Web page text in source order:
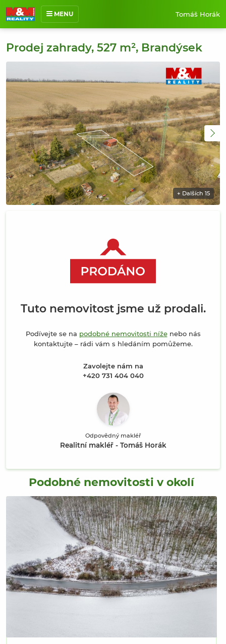
MENU
Nabídka nemovitostí
Reference
Jak pracuji
Kontakt
Tomáš Horák
Prodej zahrady, 527 m², Brandýsek
+ Dalších 15
Tuto nemovitost jsme už prodali.
Podívejte se na podobné nemovitosti níženebo nás
kontaktujte – rádi vám s hledáním pomůžeme.
Zavolejte nám na
+420 731 404 040
Odpovědný makléř
Realitní makléř - Tomáš Horák
Podobné nemovitosti v okolí